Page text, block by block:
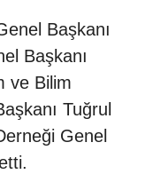
Başkanı
Başkanı
ve Bilim
Tuğrul
Genel